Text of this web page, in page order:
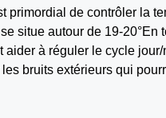
primordial de contrôler la
situe autour de 19-20°En
à réguler le cycle
bruits extérieurs qui